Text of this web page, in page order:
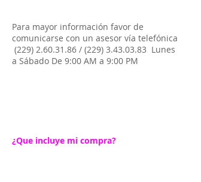
Para mayor información favor de
comunicarse con un asesor vía telefónica
(229) 2.60.31.86 / (229) 3.43.03.83 Lunes
a Sábado De 9:00 AM a 9:00 PM
¿Que incluye mi compra?